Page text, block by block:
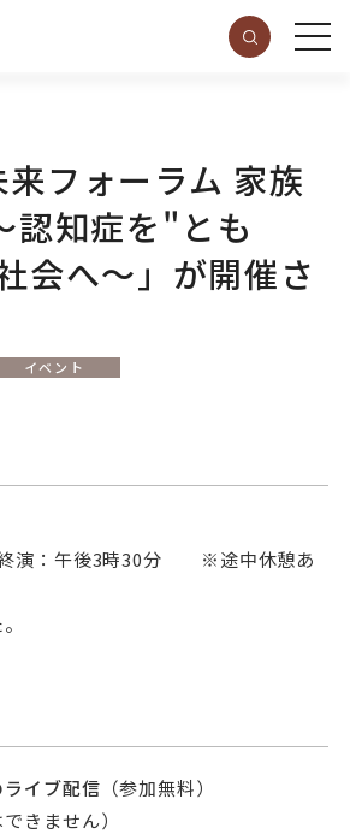
来フォーラム 家族
認知症を"とも
会へ～」が開催さ
イベント
演：午後3時30分 ※途中休憩あ
イブ配信 （参加無料）
きません）